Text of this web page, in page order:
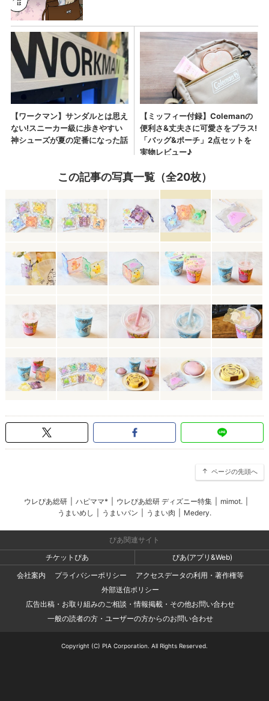
この記事の写真一覧（全20枚）
ページの先頭へ
ウレぴあ総研 ハピママ* ウレぴあ総研 ディズニー特集 mimot.
うまいめし
うまいパン うまい肉 Medery.
ぴあ関連サイト
チケットぴあ
ぴあ(アプリ&Web)
会社案内
プライバシーポリシー
アクセスデータの利用・著作権等
外部送信ポリシー
広告出稿・お取り組みのご相談・情報掲載・その他お問い合わせ
一般の読者の方・ユーザーの方からのお問い合わせ
Copyright (C) PIA Corporation. All Rights Reserved.